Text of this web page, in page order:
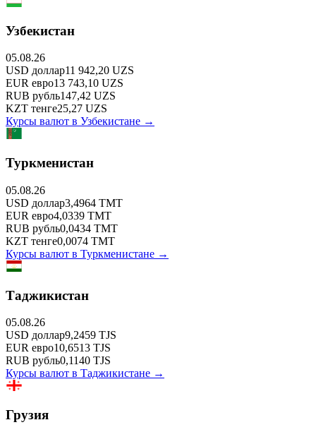
Узбекистан
05.08.26
USD доллар11 942,20 UZS
EUR евро13 743,10 UZS
RUB рубль147,42 UZS
KZT тенге25,27 UZS
Курсы валют в Узбекистане →
Туркменистан
05.08.26
USD доллар3,4964 TMT
EUR евро4,0339 TMT
RUB рубль0,0434 TMT
KZT тенге0,0074 TMT
Курсы валют в Туркменистане →
Таджикистан
05.08.26
USD доллар9,2459 TJS
EUR евро10,6513 TJS
RUB рубль0,1140 TJS
Курсы валют в Таджикистане →
Грузия